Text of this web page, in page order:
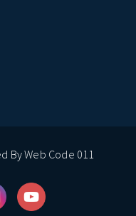
By Web Code 011